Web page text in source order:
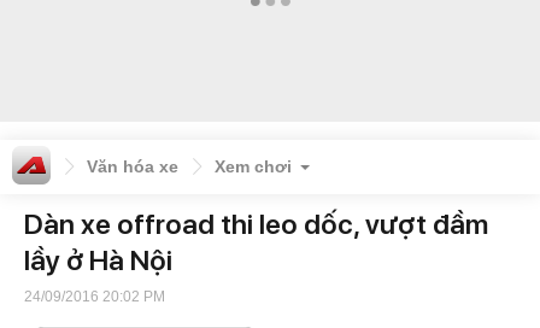
Văn hóa xe Xem chơi
Dàn xe offroad thi leo dốc, vượt đầm
lầy ở Hà Nội
24/09/2016 20:02 PM